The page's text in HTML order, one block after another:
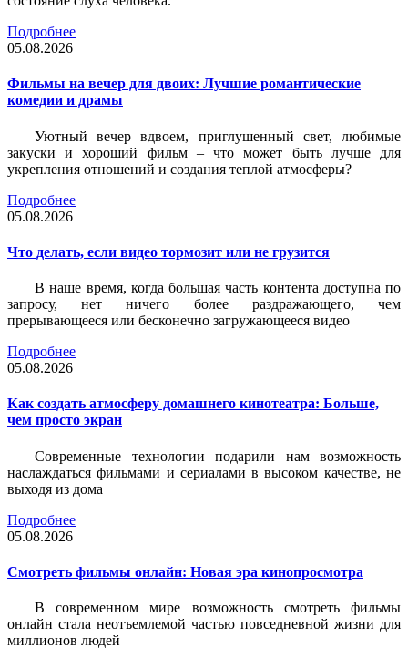
Подробнее
05.08.2026
Фильмы на вечер для двоих: Лучшие романтические
комедии и драмы
Уютный вечер вдвоем, приглушенный свет, любимые
закуски и хороший фильм – что может быть лучше для
укрепления отношений и создания теплой атмосферы?
Подробнее
05.08.2026
Что делать, если видео тормозит или не грузится
В наше время, когда большая часть контента доступна по
запросу, нет ничего более раздражающего, чем
прерывающееся или бесконечно загружающееся видео
Подробнее
05.08.2026
Как создать атмосферу домашнего кинотеатра: Больше,
чем просто экран
Современные технологии подарили нам возможность
наслаждаться фильмами и сериалами в высоком качестве, не
выходя из дома
Подробнее
05.08.2026
Смотреть фильмы онлайн: Новая эра кинопросмотра
В современном мире возможность смотреть фильмы
онлайн стала неотъемлемой частью повседневной жизни для
миллионов людей